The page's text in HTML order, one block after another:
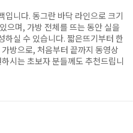
니다. 동그란 바닥 라인으로 크기
으며, 가방 전체를 뜨는 동안 실을
하실 수 있습니다. 짧은뜨기부터 한
방으로, 처음부터 끝까지 동영상
시는 초보자 분들께도 추천드립니